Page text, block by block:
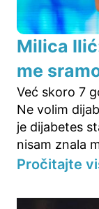
Milica
me
Već skoro 7
Ne volim
je dijabetes
nisam znala
Pročitajte